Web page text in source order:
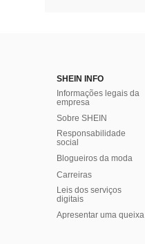
SHEIN INFO
Informações legais da
empresa
Sobre SHEIN
Responsabilidade
social
Blogueiros da moda
Carreiras
Leis dos serviços
digitais
Apresentar uma queixa